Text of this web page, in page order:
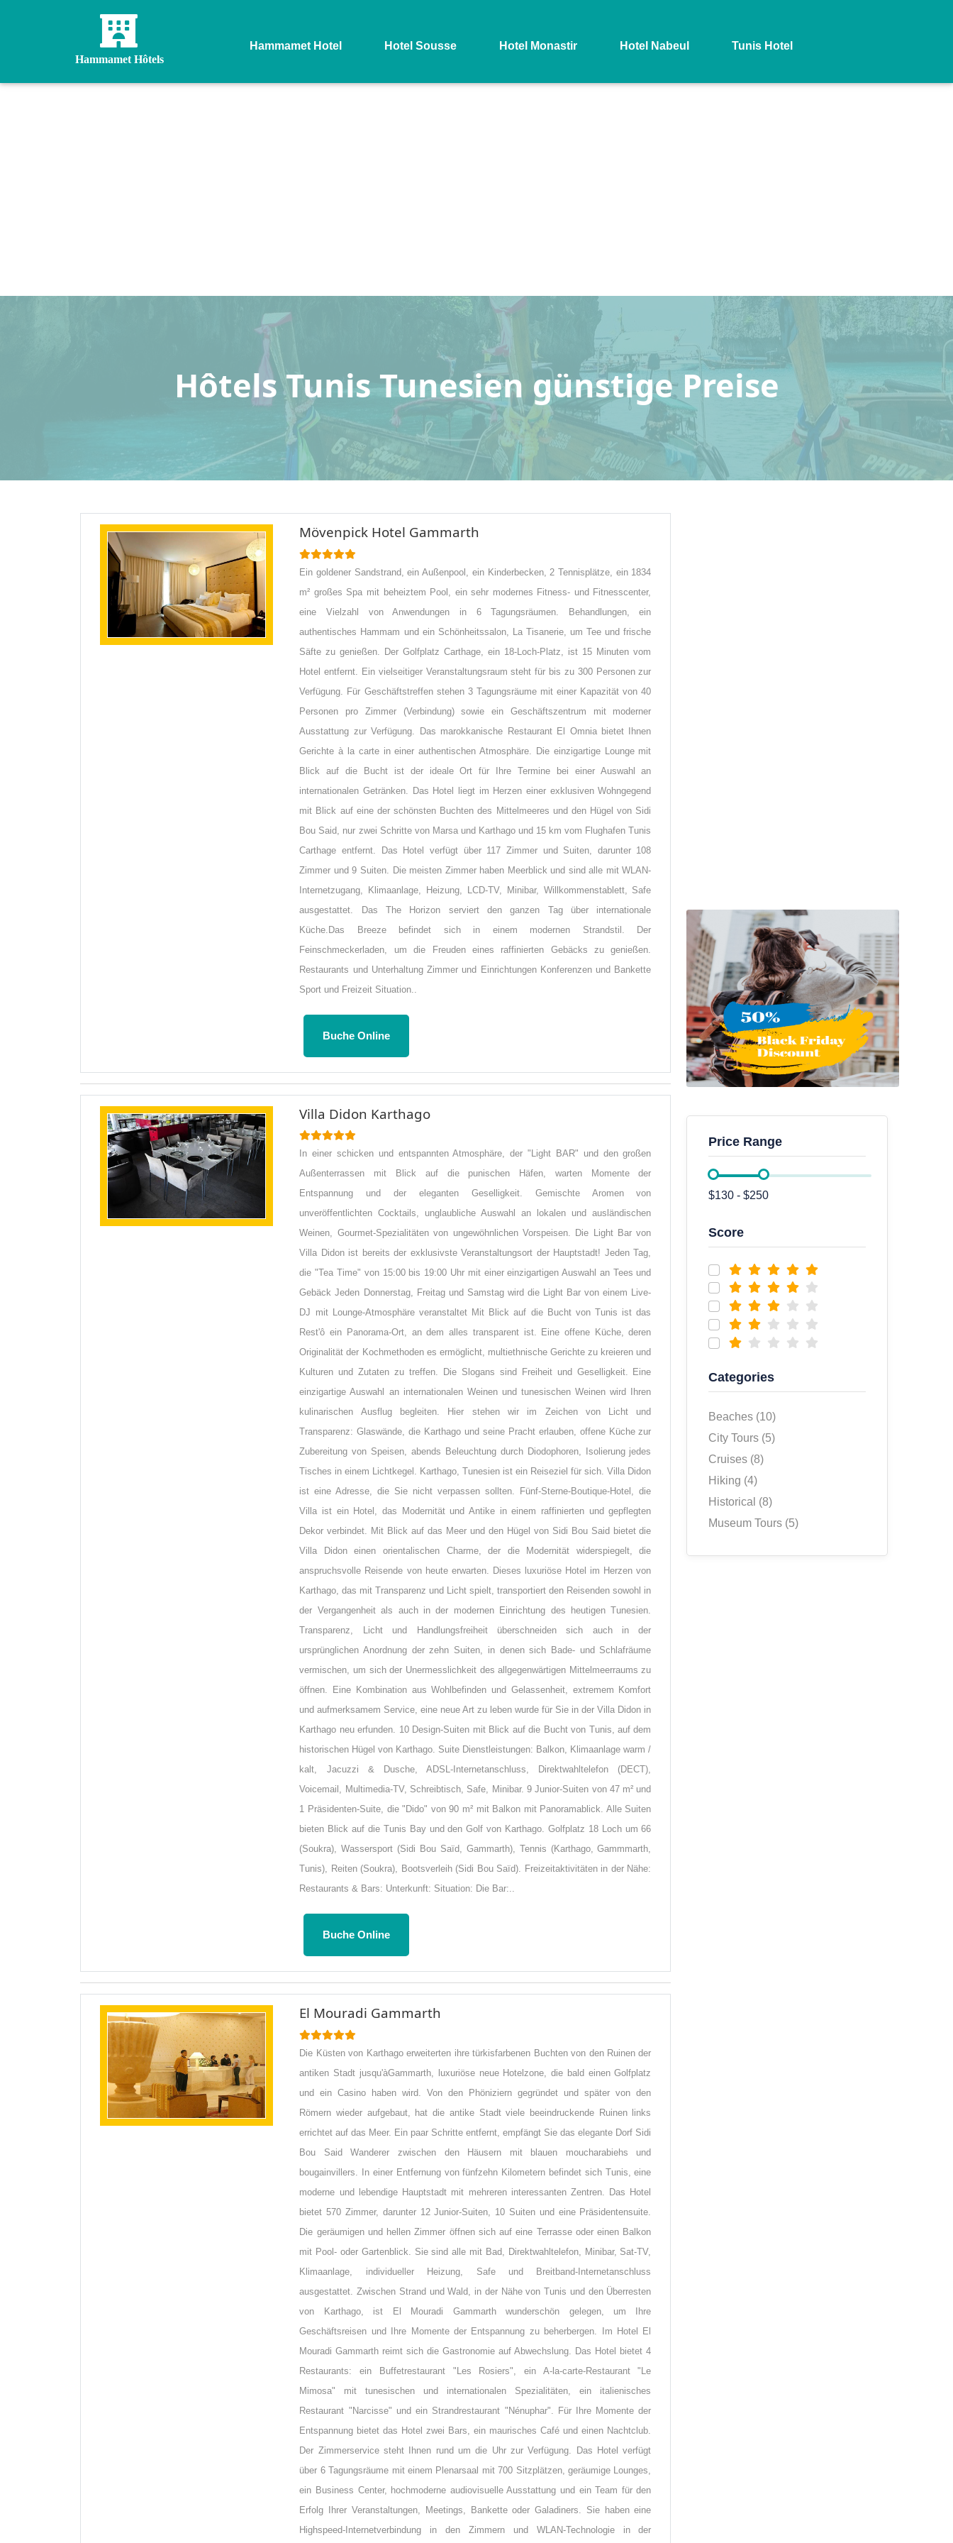
Hammamet Hôtels
Hammamet Hotel Hotel Sousse Hotel Monastir Hotel Nabeul Tunis Hotel
Hôtels Tunis Tunesien günstige Preise
Mövenpick Hotel Gammarth
Ein goldener Sandstrand, ein Außenpool, ein Kinderbecken, 2 Tennisplätze, ein 1834
m² großes Spa mit beheiztem Pool, ein sehr modernes Fitness- und Fitnesscenter,
eine Vielzahl von Anwendungen in 6 Tagungsräumen. Behandlungen, ein
authentisches Hammam und ein Schönheitssalon, La Tisanerie, um Tee und frische
Säfte zu genießen. Der Golfplatz Carthage, ein 18-Loch-Platz, ist 15 Minuten vom
Hotel entfernt. Ein vielseitiger Veranstaltungsraum steht für bis zu 300 Personen zur
Verfügung. Für Geschäftstreffen stehen 3 Tagungsräume mit einer Kapazität von 40
Personen pro Zimmer (Verbindung) sowie ein Geschäftszentrum mit moderner
Ausstattung zur Verfügung. Das marokkanische Restaurant El Omnia bietet Ihnen
Gerichte à la carte in einer authentischen Atmosphäre. Die einzigartige Lounge mit
Blick auf die Bucht ist der ideale Ort für Ihre Termine bei einer Auswahl an
internationalen Getränken. Das Hotel liegt im Herzen einer exklusiven Wohngegend
mit Blick auf eine der schönsten Buchten des Mittelmeeres und den Hügel von Sidi
Bou Said, nur zwei Schritte von Marsa und Karthago und 15 km vom Flughafen Tunis
Carthage entfernt. Das Hotel verfügt über 117 Zimmer und Suiten, darunter 108
Zimmer und 9 Suiten. Die meisten Zimmer haben Meerblick und sind alle mit WLAN-
Internetzugang, Klimaanlage, Heizung, LCD-TV, Minibar, Willkommenstablett, Safe
ausgestattet. Das The Horizon serviert den ganzen Tag über internationale
Küche.Das Breeze befindet sich in einem modernen Strandstil. Der
Feinschmeckerladen, um die Freuden eines raffinierten Gebäcks zu genießen.
Restaurants und Unterhaltung Zimmer und Einrichtungen Konferenzen und Bankette
Sport und Freizeit Situation..
Buche Online
Villa Didon Karthago
In einer schicken und entspannten Atmosphäre, der "Light BAR" und den großen
Außenterrassen mit Blick auf die punischen Häfen, warten Momente der
Entspannung und der eleganten Geselligkeit. Gemischte Aromen von
unveröffentlichten Cocktails, unglaubliche Auswahl an lokalen und ausländischen
Weinen, Gourmet-Spezialitäten von ungewöhnlichen Vorspeisen. Die Light Bar von
Villa Didon ist bereits der exklusivste Veranstaltungsort der Hauptstadt! Jeden Tag,
die "Tea Time" von 15:00 bis 19:00 Uhr mit einer einzigartigen Auswahl an Tees und
Gebäck Jeden Donnerstag, Freitag und Samstag wird die Light Bar von einem Live-
DJ mit Lounge-Atmosphäre veranstaltet Mit Blick auf die Bucht von Tunis ist das
Rest'ô ein Panorama-Ort, an dem alles transparent ist. Eine offene Küche, deren
Originalität der Kochmethoden es ermöglicht, multiethnische Gerichte zu kreieren und
Kulturen und Zutaten zu treffen. Die Slogans sind Freiheit und Geselligkeit. Eine
einzigartige Auswahl an internationalen Weinen und tunesischen Weinen wird Ihren
kulinarischen Ausflug begleiten. Hier stehen wir im Zeichen von Licht und
Transparenz: Glaswände, die Karthago und seine Pracht erlauben, offene Küche zur
Zubereitung von Speisen, abends Beleuchtung durch Diodophoren, Isolierung jedes
Tisches in einem Lichtkegel. Karthago, Tunesien ist ein Reiseziel für sich. Villa Didon
ist eine Adresse, die Sie nicht verpassen sollten. Fünf-Sterne-Boutique-Hotel, die
Villa ist ein Hotel, das Modernität und Antike in einem raffinierten und gepflegten
Dekor verbindet. Mit Blick auf das Meer und den Hügel von Sidi Bou Said bietet die
Villa Didon einen orientalischen Charme, der die Modernität widerspiegelt, die
anspruchsvolle Reisende von heute erwarten. Dieses luxuriöse Hotel im Herzen von
Karthago, das mit Transparenz und Licht spielt, transportiert den Reisenden sowohl in
der Vergangenheit als auch in der modernen Einrichtung des heutigen Tunesien.
Transparenz, Licht und Handlungsfreiheit überschneiden sich auch in der
ursprünglichen Anordnung der zehn Suiten, in denen sich Bade- und Schlafräume
vermischen, um sich der Unermesslichkeit des allgegenwärtigen Mittelmeerraums zu
öffnen. Eine Kombination aus Wohlbefinden und Gelassenheit, extremem Komfort
und aufmerksamem Service, eine neue Art zu leben wurde für Sie in der Villa Didon in
Karthago neu erfunden. 10 Design-Suiten mit Blick auf die Bucht von Tunis, auf dem
historischen Hügel von Karthago. Suite Dienstleistungen: Balkon, Klimaanlage warm /
kalt, Jacuzzi & Dusche, ADSL-Internetanschluss, Direktwahltelefon (DECT),
Voicemail, Multimedia-TV, Schreibtisch, Safe, Minibar. 9 Junior-Suiten von 47 m² und
1 Präsidenten-Suite, die "Dido" von 90 m² mit Balkon mit Panoramablick. Alle Suiten
bieten Blick auf die Tunis Bay und den Golf von Karthago. Golfplatz 18 Loch um 66
(Soukra), Wassersport (Sidi Bou Saïd, Gammarth), Tennis (Karthago, Gammmarth,
Tunis), Reiten (Soukra), Bootsverleih (Sidi Bou Saïd). Freizeitaktivitäten in der Nähe:
Restaurants & Bars: Unterkunft: Situation: Die Bar:..
Buche Online
El Mouradi Gammarth
Die Küsten von Karthago erweiterten ihre türkisfarbenen Buchten von den Ruinen der
antiken Stadt jusqu'àGammarth, luxuriöse neue Hotelzone, die bald einen Golfplatz
und ein Casino haben wird. Von den Phöniziern gegründet und später von den
Römern wieder aufgebaut, hat die antike Stadt viele beeindruckende Ruinen links
errichtet auf das Meer. Ein paar Schritte entfernt, empfängt Sie das elegante Dorf Sidi
Bou Said Wanderer zwischen den Häusern mit blauen moucharabiehs und
bougainvillers. In einer Entfernung von fünfzehn Kilometern befindet sich Tunis, eine
moderne und lebendige Hauptstadt mit mehreren interessanten Zentren. Das Hotel
bietet 570 Zimmer, darunter 12 Junior-Suiten, 10 Suiten und eine Präsidentensuite.
Die geräumigen und hellen Zimmer öffnen sich auf eine Terrasse oder einen Balkon
mit Pool- oder Gartenblick. Sie sind alle mit Bad, Direktwahltelefon, Minibar, Sat-TV,
Klimaanlage, individueller Heizung, Safe und Breitband-Internetanschluss
ausgestattet. Zwischen Strand und Wald, in der Nähe von Tunis und den Überresten
von Karthago, ist El Mouradi Gammarth wunderschön gelegen, um Ihre
Geschäftsreisen und Ihre Momente der Entspannung zu beherbergen. Im Hotel El
Mouradi Gammarth reimt sich die Gastronomie auf Abwechslung. Das Hotel bietet 4
Restaurants: ein Buffetrestaurant "Les Rosiers", ein A-la-carte-Restaurant "Le
Mimosa" mit tunesischen und internationalen Spezialitäten, ein italienisches
Restaurant "Narcisse" und ein Strandrestaurant "Nénuphar". Für Ihre Momente der
Entspannung bietet das Hotel zwei Bars, ein maurisches Café und einen Nachtclub.
Der Zimmerservice steht Ihnen rund um die Uhr zur Verfügung. Das Hotel verfügt
über 6 Tagungsräume mit einem Plenarsaal mit 700 Sitzplätzen, geräumige Lounges,
ein Business Center, hochmoderne audiovisuelle Ausstattung und ein Team für den
Erfolg Ihrer Veranstaltungen, Meetings, Bankette oder Galadiners. Sie haben eine
Highspeed-Internetverbindung in den Zimmern und WLAN-Technologie in der
Price Range
Score
Categories
Beaches (10)
City Tours (5)
Cruises (8)
Hiking (4)
Historical (8)
Museum Tours (5)